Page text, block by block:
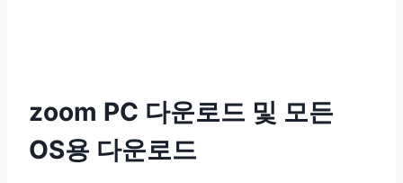
zoom PC 다운로드 및 모든
OS용 다운로드